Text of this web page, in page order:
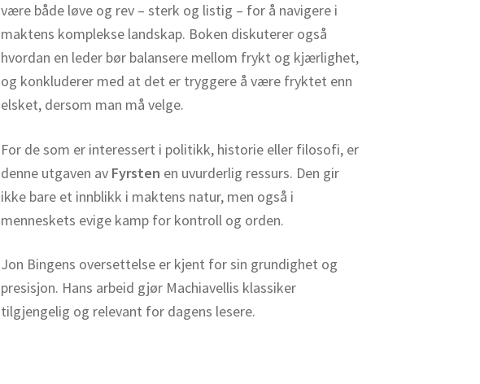
være både løve og rev – sterk og listig – for å navigere i
maktens komplekse landskap. Boken diskuterer også
hvordan en leder bør balansere mellom frykt og kjærlighet,
og konkluderer med at det er tryggere å være fryktet enn
elsket, dersom man må velge.
For de som er interessert i politikk, historie eller filosofi, er
denne utgaven av Fyrsten en uvurderlig ressurs. Den gir
ikke bare et innblikk i maktens natur, men også i
menneskets evige kamp for kontroll og orden.
Jon Bingens oversettelse er kjent for sin grundighet og
presisjon. Hans arbeid gjør Machiavellis klassiker
tilgjengelig og relevant for dagens lesere.